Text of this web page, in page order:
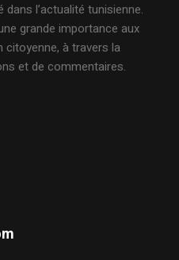
l’actualité tunisienne.
grande importance aux
citoyenne, à travers la
et de commentaires.